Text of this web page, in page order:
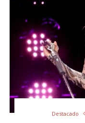
Destacado